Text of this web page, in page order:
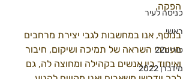
כניסה לעיר
ראשי
פורים22
מידברן 2022
הפקה.
בנוסף, אנו במחשבות לגבי יצירת מרחבים
מעוררי השראה של תמיכה ושיקום, חיבור
ואיחוד בין אנשים בקהילה ומחוצה לה, גם